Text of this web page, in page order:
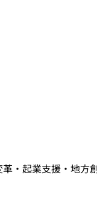
・起業支援・地方